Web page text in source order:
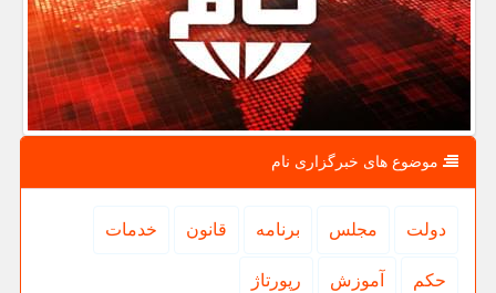
موضوع های خبرگزاری نام
دولت مجلس برنامه قانون خدمات
حكم آموزش رپورتاژ